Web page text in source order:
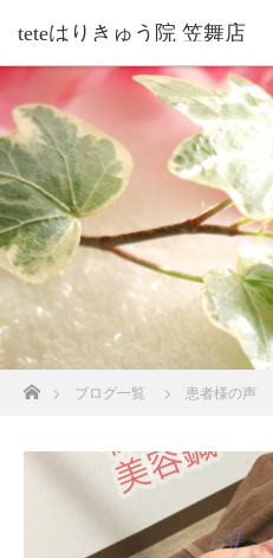
teteはりきゅう院 笠舞店
ホームブログ一覧 患者様の声